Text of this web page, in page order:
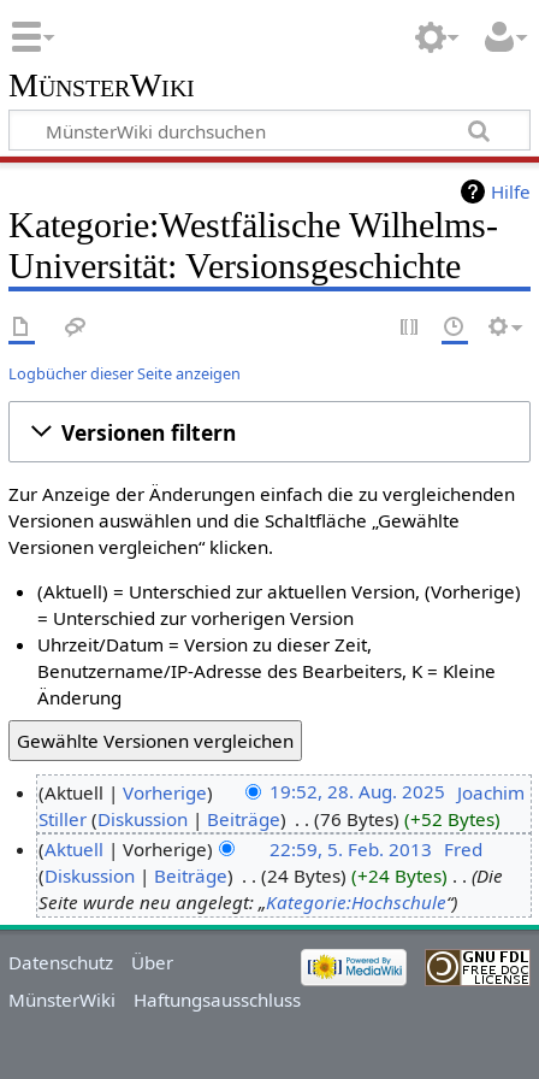
MünsterWiki
Hilfe
Kategorie:Westfälische Wilhelms-
Universität: Versionsgeschichte
Logbücher dieser Seite anzeigen
Versionen filtern
Zur Anzeige der Änderungen einfach die zu vergleichenden
Versionen auswählen und die Schaltfläche „Gewählte
Versionen vergleichen“ klicken.
(Aktuell) = Unterschied zur aktuellen Version, (Vorherige)
= Unterschied zur vorherigen Version
Uhrzeit/Datum = Version zu dieser Zeit,
Benutzername/IP-Adresse des Bearbeiters, K = Kleine
Änderung
Aktuell Vorherige 19:52, 28. Aug. 2025 Joachim
Stiller Diskussion Beiträge 76 Bytes
+52 Bytes
Aktuell
Vorherige 22:59, 5. Feb. 2013 Fred
Diskussion
Beiträge 24 Bytes +24 Bytes
Die
Seite wurde neu angelegt: „Kategorie:Hochschule“
Datenschutz
Über
MünsterWiki
Haftungsausschluss